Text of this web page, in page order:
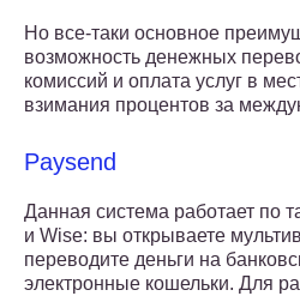
Но все-таки основное
возможность денежных
комиссий и оплата услуг в
взимания процентов за
Paysend
Данная система работает по
и Wise: вы открываете
переводите деньги на
электронные кошельки. Для